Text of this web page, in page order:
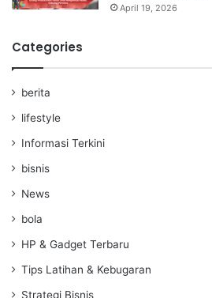
April 19, 2026
Categories
berita
lifestyle
Informasi Terkini
bisnis
News
bola
HP & Gadget Terbaru
Tips Latihan & Kebugaran
Strategi Bisnis